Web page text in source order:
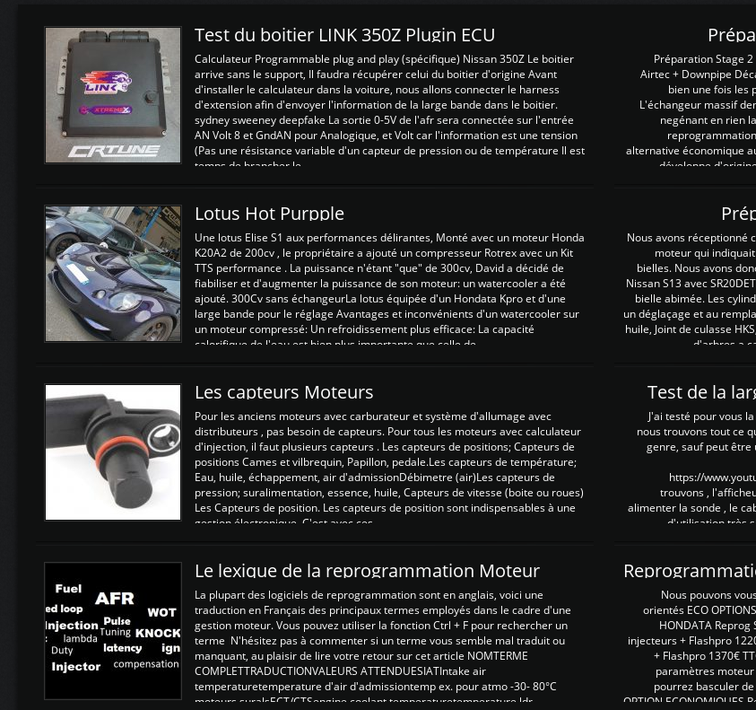
Test du boitier LINK 350Z Plugin ECU
Calculateur Programmable plug and play (spécifique) Nissan 350Z Le boitier
arrive sans le support, Il faudra récupérer celui du boitier d'origine Avant
d'installer le calculateur dans la voiture, nous allons connecter le harness
d'extension afin d'envoyer l'information de la large bande dans le boitier.
sydney sweeney deepfake La sortie 0-5V de l'afr sera connectée sur l'entrée
AN Volt 8 et GndAN pour Analogique, et Volt car l'information est une tension
(Pas une résistance variable d'un capteur de pression ou de température Il est
temps de brancher le ...
Préparation Stage 2
Airtec + Downpipe
bien une fois les
L'échangeur massif
negénant en rien
alternative économique
développe
Lotus Hot Purpple
Une lotus Elise S1 aux performances délirantes, Monté avec un moteur Honda
K20A2 de 200cv , le propriétaire a ajouté un compresseur Rotrex avec un Kit
TTS performance . La puissance n'étant "que" de 300cv, David a décidé de
fiabiliser et d'augmenter la puissance de son moteur: un watercooler a été
ajouté. 300Cv sans échangeurLa lotus équipée d'un Hondata Kpro et d'une
large bande pour le réglage Avantages et inconvénients d'un watercooler sur
un moteur compressé: Un refroidissement plus efficace: La capacité
calorifique de l'eau est bien plus importante que celle de ...
Nous avons réceptionné
moteur qui
bielles. Nous avons
Nissan S13 avec
bielle abimée. Les
un déglaçage et au
huile, Joint de culasse
d'arbres a
Les capteurs Moteurs
Pour les anciens moteurs avec carburateur et système d'allumage avec
distributeurs , pas besoin de capteurs. Pour tous les moteurs avec calculateur
d'injection, il faut plusieurs capteurs . Les capteurs de positions; Capteurs de
positions Cames et vilbrequin, Papillon, pedale.Les capteurs de température;
Eau, huile, échappement, air d'admissionDébimetre (air)Les capteurs de
pression; suralimentation, essence, huile, Capteurs de vitesse (boite ou roues)
Les Capteurs de position. Les capteurs de position sont indispensables à une
gestion électronique. C'est avec ces ...
Test de la
J'ai testé pour vous
nous trouvons tout ce
genre, sauf peut être
https://
trouvons ,
alimenter la sonde , le
d'utilisation très
Le lexique de la reprogrammation Moteur
La plupart des logiciels de reprogrammation sont en anglais, voici une
traduction en Français des principaux termes employés dans le cadre d'une
gestion moteur. Vous pouvez utiliser la fonction Ctrl + F pour rechercher un
terme N'hésitez pas à commenter si un terme vous semble mal traduit ou
manquant, au plaisir de lire votre retour sur cet article NOMTERME
COMPLETTRADUCTIONVALEURS ATTENDUESIATIntake air
temperaturetemperature d'air d'admissiontemp ex. pour atmo -30- 80°C
moteurs suralsECT/CTSengine coolant temperaturetemperature ldr
Nous pouvons
orientés ECO
HONDATA Reprog
injecteurs + Flashpro
+ Flashpro 1370€
paramètres
pourrez basculer
OPTION ECONOMIQUES